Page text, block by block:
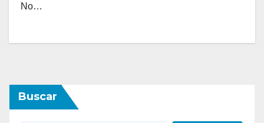
No…
Buscar